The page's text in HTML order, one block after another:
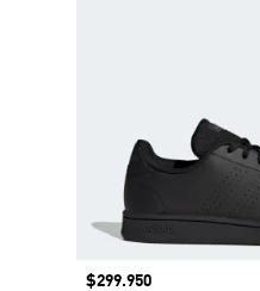
Precio
$299.950